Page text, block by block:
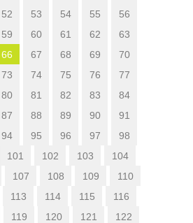
52 53 54 55
56
59 60 61 62
63
66 67 68 69
70
73 74 75 76
77
80 81 82 83
84
87 88 89 90
91
94 95 96 97
98
101 102 103
104
107 108 109
110
113 114 115
116
119 120 121
122